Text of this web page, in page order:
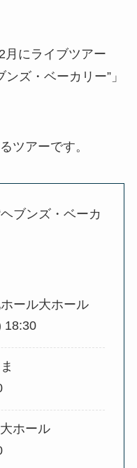
月にライブツアー
ズ・ベーカリー”」
ツアーです。
ブンズ・ベーカ
ール大ホール
18:30
ホール